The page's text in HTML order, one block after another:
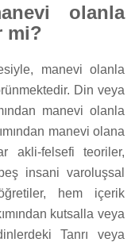
olanla
mi?
manevi olanla
Din veya
manevi olanla
manevi olana
akli-felsefi teoriler,
insani varoluşsal
hem içerik
kutsalla veya
Tanrı veya